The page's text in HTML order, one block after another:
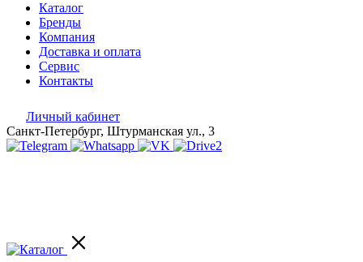
Каталог
Бренды
Компания
Доставка и оплата
Сервис
Контакты
Личный кабинет
Санкт-Петербург, Штурманская ул., 3